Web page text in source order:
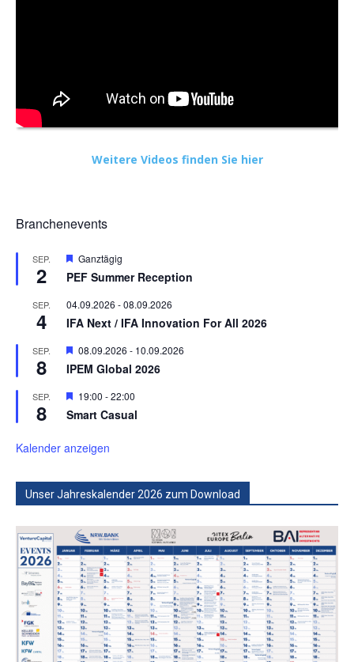
Weitere Videos finden Sie hier
Branchenevents
SEP.
2
Hervorgehoben
Ganztägig
PEF Summer Reception
SEP.
4
04.09.2026 -08.09.2026
IFA Next / IFA Innovation For All 2026
SEP.
8
Hervorgehoben
08.09.2026 - 10.09.2026
IPEM Global 2026
SEP.
8
Hervorgehoben
19:00 -22:00
Smart Casual
Kalender anzeigen
Unser Jahreskalender 2026 zum Download